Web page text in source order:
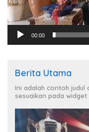
00:00
Berita Utama
Ini adalah contoh judul
sesuaikan pada widget